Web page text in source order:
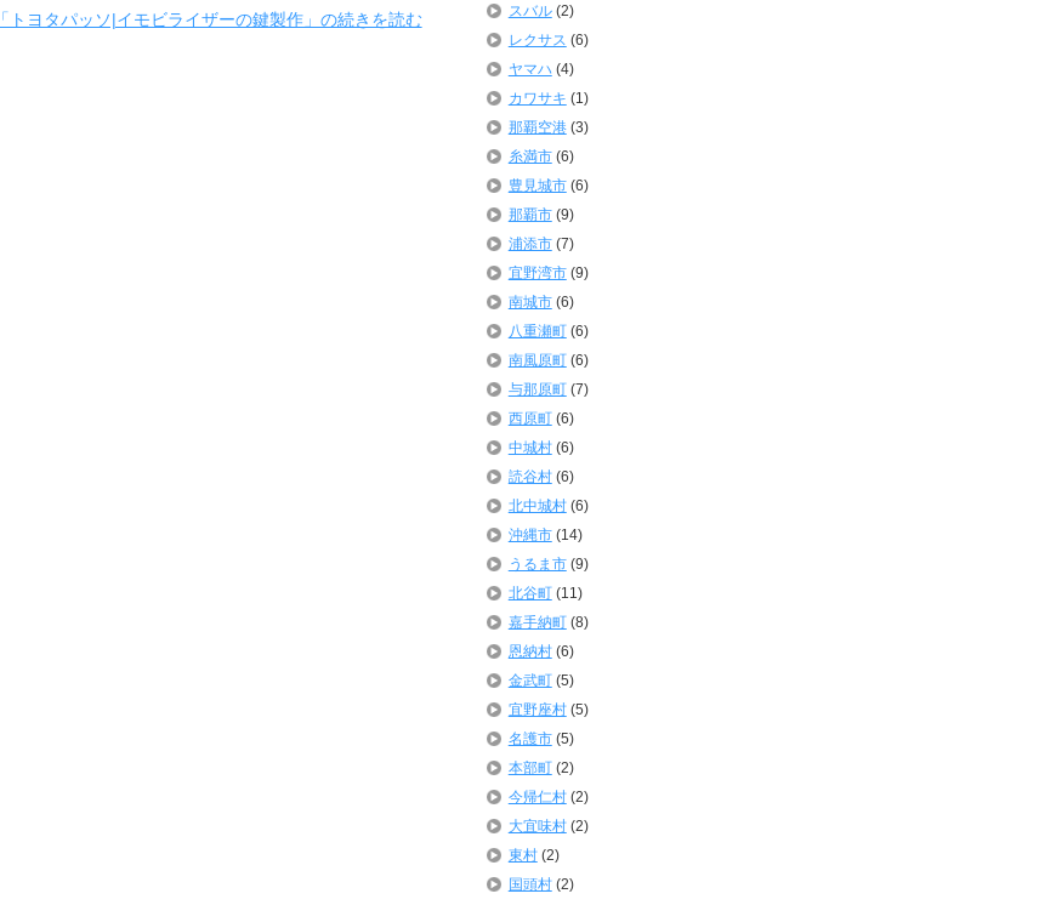
「トヨタパッソ|イモビライザーの鍵製作」の続きを読む
スバル(2)
レクサス (6)
ヤマハ (4)
カワサキ (1)
那覇空港(3)
糸満市(6)
豊見城市(6)
那覇市(9)
浦添市(7)
宜野湾市(9)
南城市(6)
八重瀬町(6)
南風原町(6)
与那原町(7)
西原町(6)
中城村(6)
読谷村(6)
北中城村(6)
沖縄市(14)
うるま市(9)
北谷町(11)
嘉手納町(8)
恩納村(6)
金武町(5)
宜野座村(5)
名護市(5)
本部町(2)
今帰仁村(2)
大宜味村(2)
東村(2)
国頭村(2)